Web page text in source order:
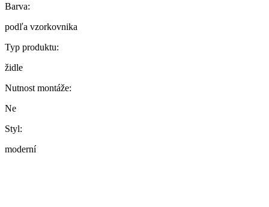
Barva:
podľa vzorkovnika
Typ produktu:
židle
Nutnost montáže:
Ne
Styl:
moderní